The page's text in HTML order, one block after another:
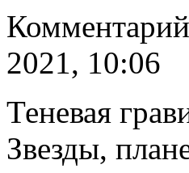
2021, 10:06
Теневая
Звезды,